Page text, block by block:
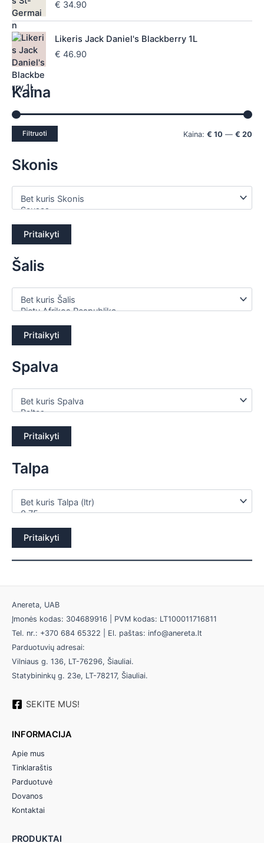
€ 34.90
Likeris Jack Daniel's Blackberry 1L
€ 46.90
Kaina
Filtruoti Kaina: € 10 — € 20
Skonis
Pritaikyti
Šalis
Pritaikyti
Spalva
Pritaikyti
Talpa
Pritaikyti
Anereta, UAB
Įmonės kodas: 304689916 | PVM kodas: LT100011716811
Tel. nr.: +370 684 65322 | El. paštas: info@anereta.lt
Parduotuvių adresai:
Vilniaus g. 136, LT-76296, Šiauliai.
Statybininkų g. 23e, LT-78217, Šiauliai.
SEKITE MUS!
INFORMACIJA
Apie mus
Tinklaraštis
Parduotuvė
Dovanos
Kontaktai
PRODUKTAI